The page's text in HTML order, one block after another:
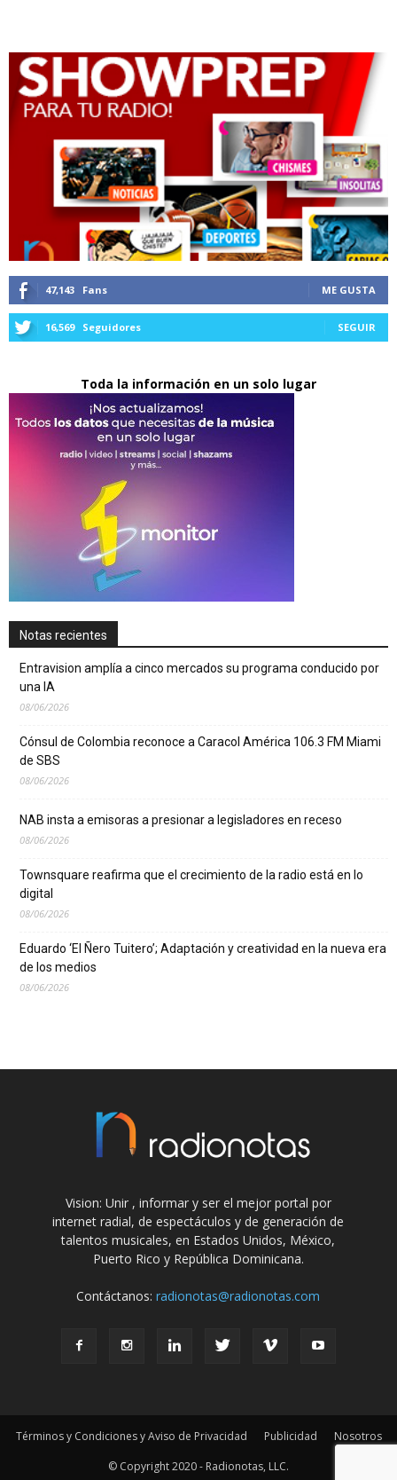
47,143 Fans ME GUSTA
16,569 Seguidores SEGUIR
Toda la información en un solo lugar
Notas recientes
Entravision amplía a cinco mercados su programa conducido por
una IA
08/06/2026
Cónsul de Colombia reconoce a Caracol América 106.3 FM Miami
de SBS
08/06/2026
NAB insta a emisoras a presionar a legisladores en receso
08/06/2026
Townsquare reafirma que el crecimiento de la radio está en lo
digital
08/06/2026
Eduardo ‘El Ñero Tuitero’; Adaptación y creatividad en la nueva era
de los medios
08/06/2026
Vision: Unir , informar y ser el mejor portal por
internet radial, de espectáculos y de generación de
talentos musicales, en Estados Unidos, México,
Puerto Rico y República Dominicana.
Contáctanos:radionotas@radionotas.com
Términos y Condiciones y Aviso de Privacidad Publicidad
Nosotros
© Copyright 2020 - Radionotas, LLC.